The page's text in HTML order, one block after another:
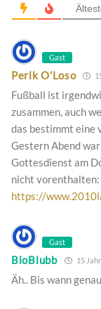
Gast
Perik O'Loso
Fußball ist
zusammen, auch
das bestimmt eine
Gestern Abend
Gottesdienst am
nicht vorenthalten:
https://
Gast
BioBlubb 15
Äh.. Bis wann